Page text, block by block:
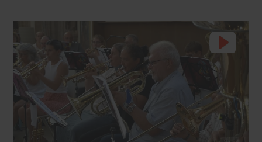
deutsche Sprache? Vorhang auf für Kinderzirkus Giovanni